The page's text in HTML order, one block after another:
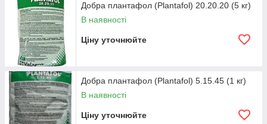
Добра плантафол (Plantafol) 20.20.20 (5 кг)
В наявності
Ціну уточнюйте
Добра плантафол (Plantafol) 5.15.45 (1 кг)
В наявності
Ціну уточнюйте